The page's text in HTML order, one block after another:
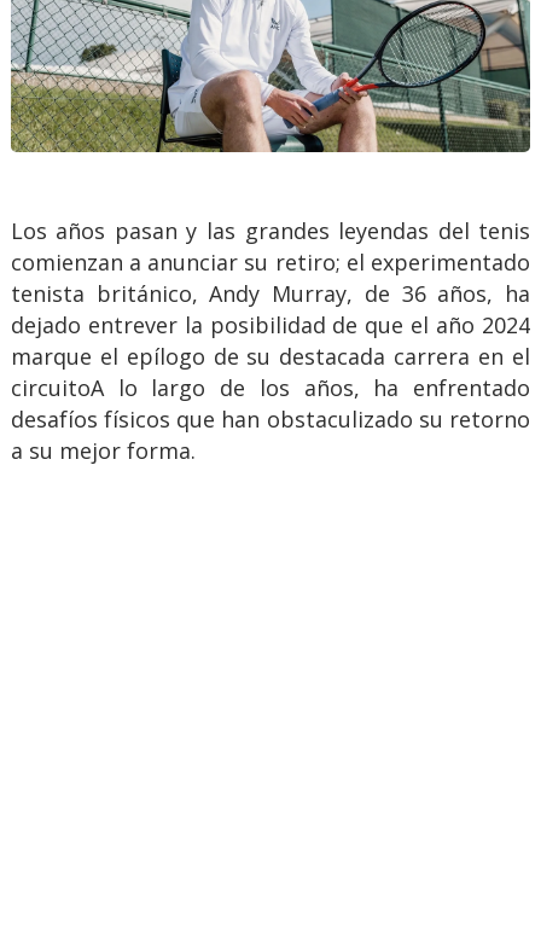
Los años pasan y las grandes leyendas del tenis
comienzan a anunciar su retiro; el experimentado
tenista británico, Andy Murray, de 36 años, ha
dejado entrever la posibilidad de que el año 2024
marque el epílogo de su destacada carrera en el
circuitoA lo largo de los años, ha enfrentado
desafíos físicos que han obstaculizado su retorno
a su mejor forma.